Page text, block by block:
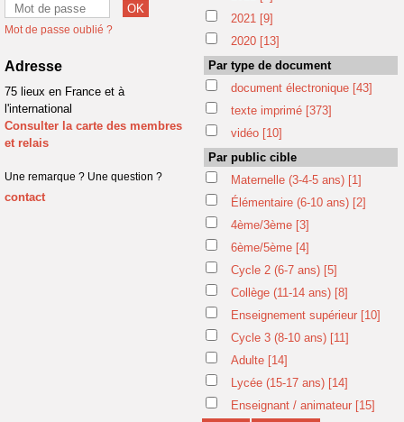
Mot de passe oublié ?
Adresse
75 lieux en France et à
l'international
Consulter la carte des membres
et relais
Une remarque ? Une question ?
contact
2021 [9]
2020 [13]
Par type de document
document électronique [43]
texte imprimé [373]
vidéo [10]
Par public cible
Maternelle (3-4-5 ans) [1]
Élémentaire (6-10 ans) [2]
4ème/3ème [3]
6ème/5ème [4]
Cycle 2 (6-7 ans) [5]
Collège (11-14 ans) [8]
Enseignement supérieur [10]
Cycle 3 (8-10 ans) [11]
Adulte [14]
Lycée (15-17 ans) [14]
Enseignant / animateur [15]